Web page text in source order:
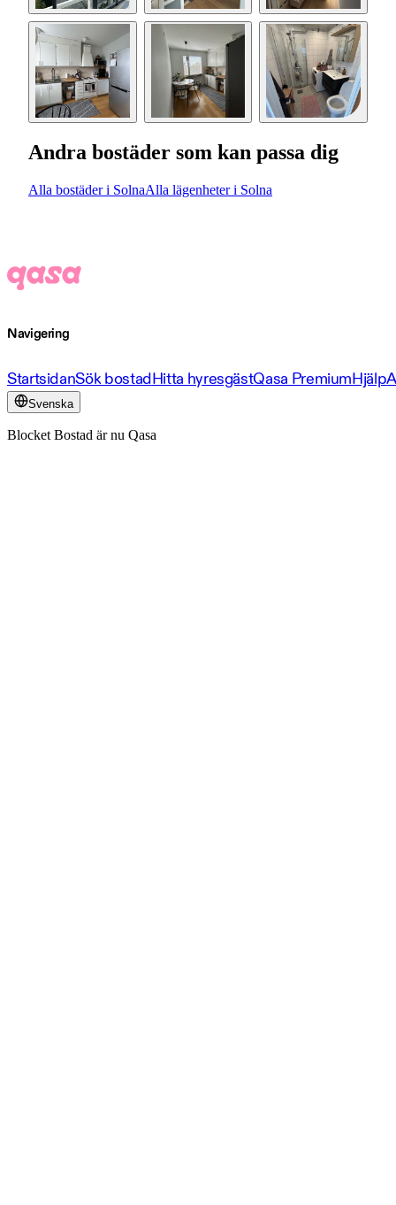
Andra bostäder som kan passa dig
Alla bostäder i SolnaAlla lägenheter i Solna
Navigering
StartsidanSök bostadHitta hyresgästQasa PremiumHjälp
Svenska
Blocket Bostad är nu Qasa